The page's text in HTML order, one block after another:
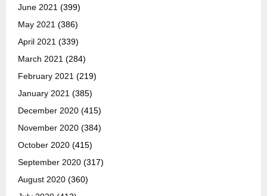
June 2021 (399)
May 2021 (386)
April 2021 (339)
March 2021 (284)
February 2021 (219)
January 2021 (385)
December 2020 (415)
November 2020 (384)
October 2020 (415)
September 2020 (317)
August 2020 (360)